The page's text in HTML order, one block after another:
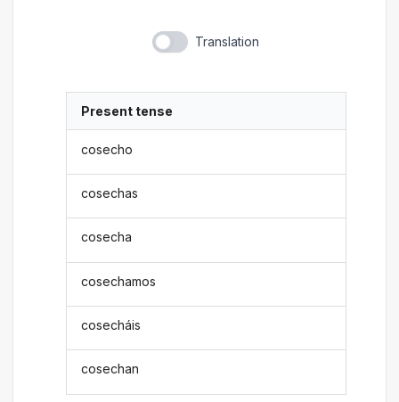
Translation
Present tense
cosecho
cosechas
cosecha
cosechamos
cosecháis
cosechan